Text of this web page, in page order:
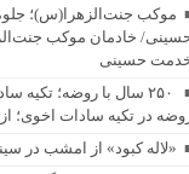
موکب جنت‌الزهرا(س)؛
خادمان موکب
حسینی
۲۵۰ سال با روضه؛
در تکیه سادات اخوی؛
«لاله کبود» از امشب در